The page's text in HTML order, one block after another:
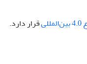
قرار دارد.